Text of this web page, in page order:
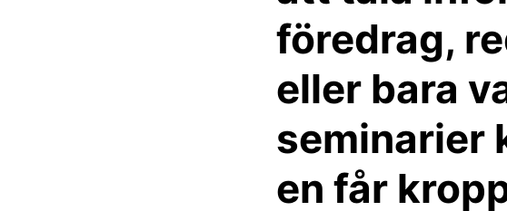
föredrag,
eller bara
seminarier
en får